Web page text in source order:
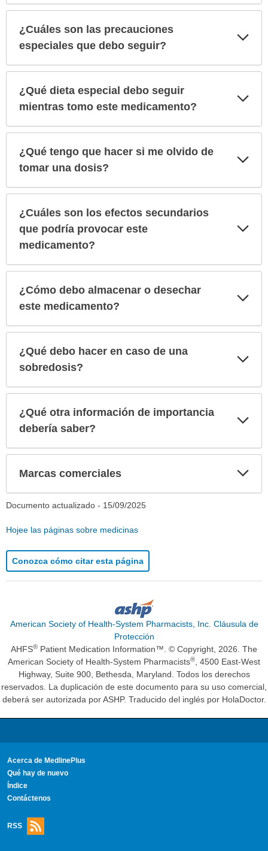
¿Cuáles son las precauciones
especiales que debo seguir?
¿Qué dieta especial debo seguir
mientras tomo este medicamento?
¿Qué tengo que hacer si me olvido de
tomar una dosis?
¿Cuáles son los efectos secundarios
que podría provocar este
medicamento?
¿Cómo debo almacenar o desechar
este medicamento?
¿Qué debo hacer en caso de una
sobredosis?
¿Qué otra información de importancia
debería saber?
Marcas comerciales
Documento actualizado - 15/09/2025
Hojee las páginas sobre medicinas
Conozca cómo citar esta página
American Society of Health-System Pharmacists, Inc. Cláusula de
Protección
AHFS® Patient Medication Information™. © Copyright, 2026. The
American Society of Health-System Pharmacists®, 4500 East-West
Highway, Suite 900, Bethesda, Maryland. Todos los derechos
reservados. La duplicación de este documento para su uso comercial,
deberá ser autorizada por ASHP. Traducido del inglés por HolaDoctor.
Acerca de MedlinePlus
Qué hay de nuevo
Índice
Contáctenos
RSS